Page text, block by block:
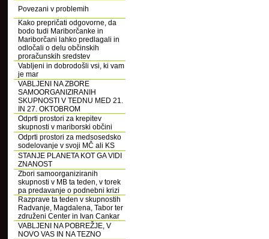
Povezani v problemih
Kako prepričati odgovorne, da
bodo tudi Mariborčanke in
Mariborčani lahko predlagali in
odločali o delu občinskih
proračunskih sredstev
Vabljeni in dobrodošli vsi, ki vam
je mar
VABLJENI NA ZBORE
SAMOORGANIZIRANIH
SKUPNOSTI V TEDNU MED 21.
IN 27. OKTOBROM
Odprti prostori za krepitev
skupnosti v mariborski občini
Odprti prostori za medsosedsko
sodelovanje v svoji MČ ali KS
STANJE PLANETA KOT GA VIDI
ZNANOST
Zbori samoorganiziranih
skupnosti v MB ta teden, v torek
pa predavanje o podnebni krizi
Razprave ta teden v skupnostih
Radvanje, Magdalena, Tabor ter
združeni Center in Ivan Cankar
VABLJENI NA POBREŽJE, V
NOVO VAS IN NA TEZNO